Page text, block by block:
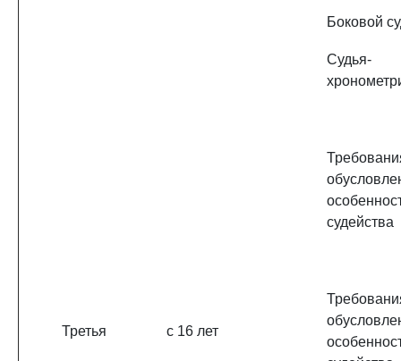
Боковой
Судья-
судейства
Третья с 16 лет